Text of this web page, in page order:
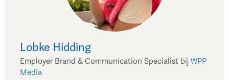
Lobke Hidding
Employer Brand & Communication Specialist bij WPP
Media